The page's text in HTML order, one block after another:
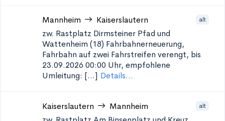
Mannheim Kaiserslautern alt
zw. Rastplatz Dirmsteiner Pfad und
Wattenheim (18) Fahrbahnerneuerung,
Fahrbahn auf zwei Fahrstreifen verengt, bis
23.09.2026 00:00 Uhr, empfohlene
Umleitung: [...] Details...
Kaiserslautern Mannheim alt